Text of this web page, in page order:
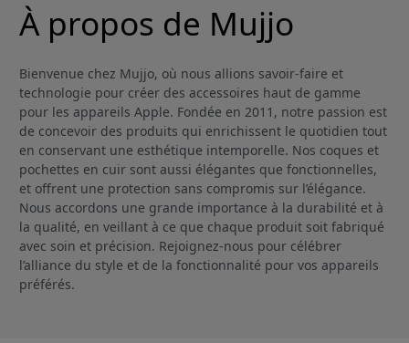
À propos de Mujjo
Bienvenue chez Mujjo, où nous allions savoir-faire et
technologie pour créer des accessoires haut de gamme
pour les appareils Apple. Fondée en 2011, notre passion est
de concevoir des produits qui enrichissent le quotidien tout
en conservant une esthétique intemporelle. Nos coques et
pochettes en cuir sont aussi élégantes que fonctionnelles,
et offrent une protection sans compromis sur l’élégance.
Nous accordons une grande importance à la durabilité et à
la qualité, en veillant à ce que chaque produit soit fabriqué
avec soin et précision. Rejoignez-nous pour célébrer
l’alliance du style et de la fonctionnalité pour vos appareils
préférés.